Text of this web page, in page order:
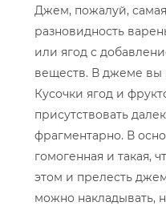
Джем, пожалуй,
разновидность
или ягод с
веществ. В джеме вы
Кусочки ягод и
присутствовать
фрагментарно. В
гомогенная и такая,
этом и прелесть
можно накладывать,